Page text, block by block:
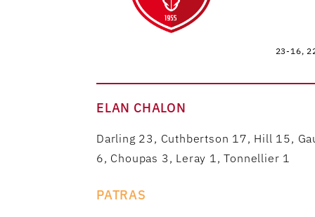
23-16,
ELAN CHALON
Darling 23, Cuthbertson 17, Hill 15,
6, Choupas 3, Leray 1, Tonnellier 1
PATRAS